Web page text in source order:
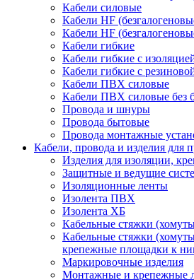
Кабели силовые
Кабели HF
Кабели HF
Кабели гибкие
Кабели гибкие с
Кабели гибкие с
Кабели ПВХ силовые
Кабели ПВХ силовые без
Провода и шнуры
Провода бытовые
Провода монтажные
Кабели, провода и изделия для
Изделия для изоляции,
Защитные и ведущие
Изоляционные ленты
Изолента ПВХ
Изолента ХБ
Кабельные стяжки
Кабельные стяжки
крепежные площадки к
Маркировочные изделия
Монтажные и крепежные